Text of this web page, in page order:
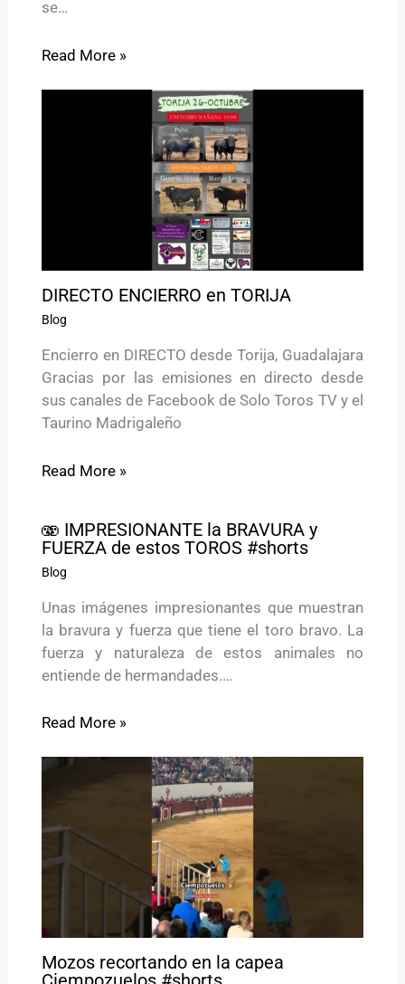
se…
Read More »
DIRECTO ENCIERRO en TORIJA
Blog
Encierro en DIRECTO desde Torija, Guadalajara
Gracias por las emisiones en directo desde
sus canales de Facebook de Solo Toros TV y el
Taurino Madrigaleño
Read More »
🫨 IMPRESIONANTE la BRAVURA y
FUERZA de estos TOROS #shorts
Blog
Unas imágenes impresionantes que muestran
la bravura y fuerza que tiene el toro bravo. La
fuerza y naturaleza de estos animales no
entiende de hermandades.…
Read More »
Mozos recortando en la capea